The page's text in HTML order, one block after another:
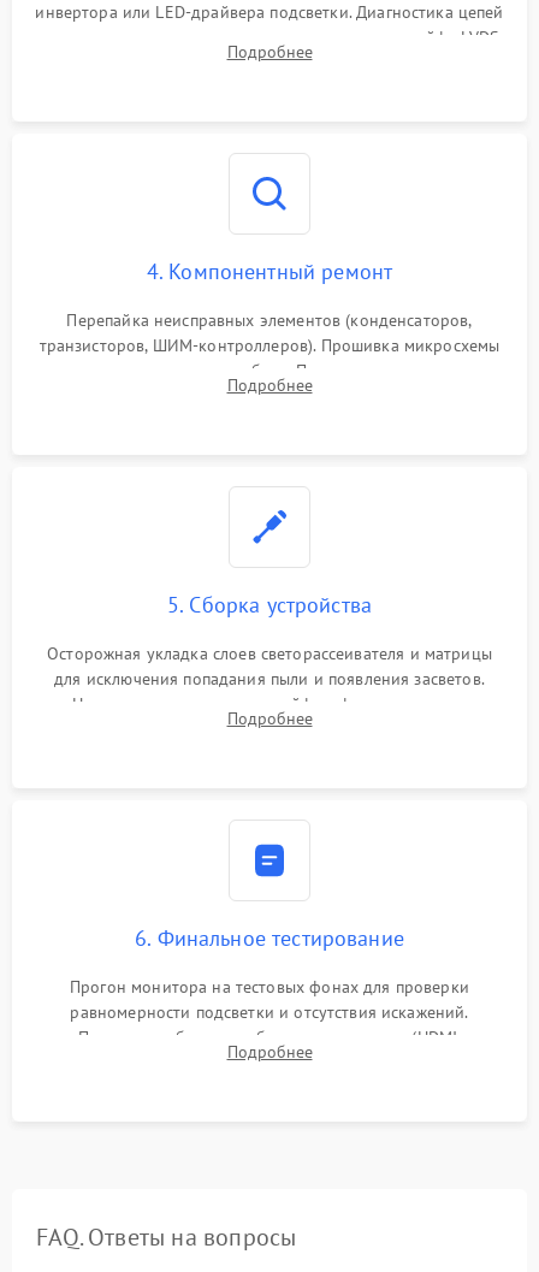
инвертора или LED-драйвера подсветки. Диагностика цепей
питания скалера и тестирование сигналов на шлейфе LVDS
Подробнее
4. Компонентный ремонт
Перепайка неисправных элементов (конденсаторов,
транзисторов, ШИМ-контроллеров). Прошивка микросхемы
памяти при программных сбоях. При поломке подсветки —
разборка матрицы и замена выгоревших светодиодов.
Подробнее
5. Сборка устройства
Осторожная укладка слоев светорассеивателя и матрицы
для исключения попадания пыли и появления засветов.
Надежное подключение шлейфов, фиксация плат и
аккуратное защелкивание пластикового корпуса монитора.
Подробнее
6. Финальное тестирование
Прогон монитора на тестовых фонах для проверки
равномерности подсветки и отсутствия искажений.
Проверка работоспособности всех портов (HDMI,
DisplayPort, VGA) и кнопок управления под нагрузкой в
Подробнее
FAQ. Ответы на вопросы